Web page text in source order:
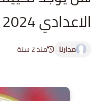
الاعدادي 2024
مدارنا منذ 2 سنة